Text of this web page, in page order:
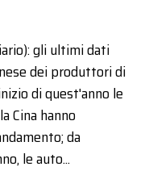
gli ultimi dati
dei produttori di
di quest'anno le
Cina hanno
da
le auto...